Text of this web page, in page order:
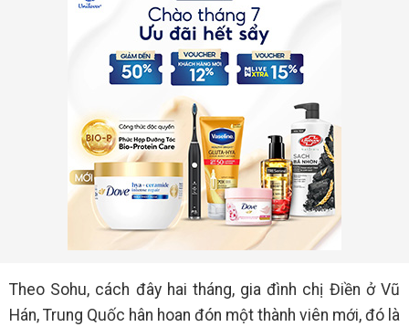
Theo Sohu, cách đây hai tháng, gia đình chị Điền ở Vũ
Hán, Trung Quốc hân hoan đón một thành viên mới, đó là